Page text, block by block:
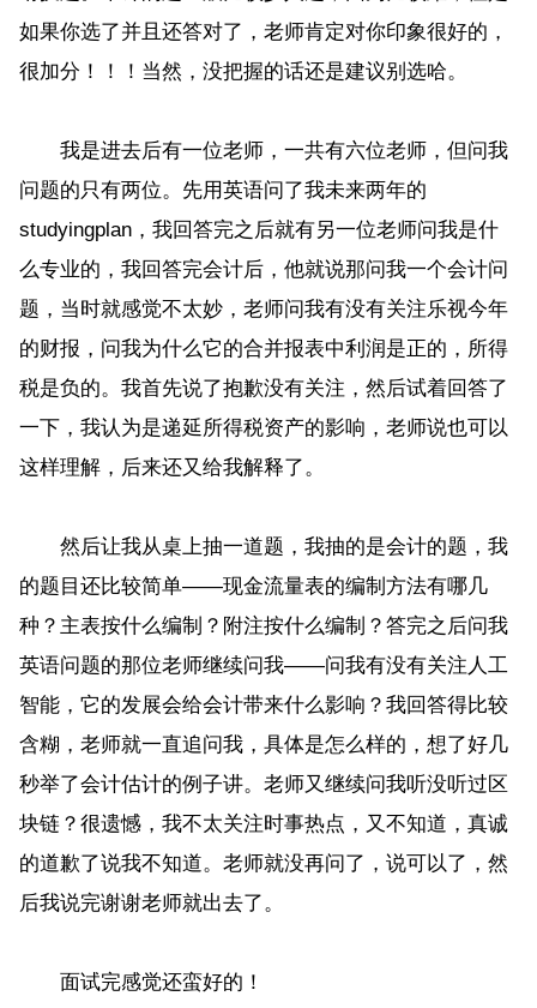
如果你选了并且还答对了，老师肯定对你印象很好的，
很加分！！！当然，没把握的话还是建议别选哈。
我是进去后有一位老师，一共有六位老师，但问我
问题的只有两位。先用英语问了我未来两年的
studyingplan，我回答完之后就有另一位老师问我是什
么专业的，我回答完会计后，他就说那问我一个会计问
题，当时就感觉不太妙，老师问我有没有关注乐视今年
的财报，问我为什么它的合并报表中利润是正的，所得
税是负的。我首先说了抱歉没有关注，然后试着回答了
一下，我认为是递延所得税资产的影响，老师说也可以
这样理解，后来还又给我解释了。
然后让我从桌上抽一道题，我抽的是会计的题，我
的题目还比较简单——现金流量表的编制方法有哪几
种？主表按什么编制？附注按什么编制？答完之后问我
英语问题的那位老师继续问我——问我有没有关注人工
智能，它的发展会给会计带来什么影响？我回答得比较
含糊，老师就一直追问我，具体是怎么样的，想了好几
秒举了会计估计的例子讲。老师又继续问我听没听过区
块链？很遗憾，我不太关注时事热点，又不知道，真诚
的道歉了说我不知道。老师就没再问了，说可以了，然
后我说完谢谢老师就出去了。
面试完感觉还蛮好的！